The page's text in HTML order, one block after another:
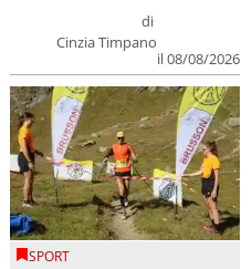
di
Cinzia Timpano
il 08/08/2026
SPORT